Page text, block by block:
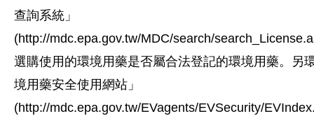
查詢系統」
(http://mdc.epa.gov.tw/MDC/search/
選購使用的環境用藥是否屬合法登記的環境用藥。另
境用藥安全使用網站」
(http://mdc.epa.gov.tw/EVagents/EVSecurity/